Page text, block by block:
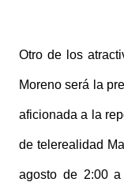
Otro de los
Moreno será la
aficionada a la
de telerealidad
agosto de 2:00